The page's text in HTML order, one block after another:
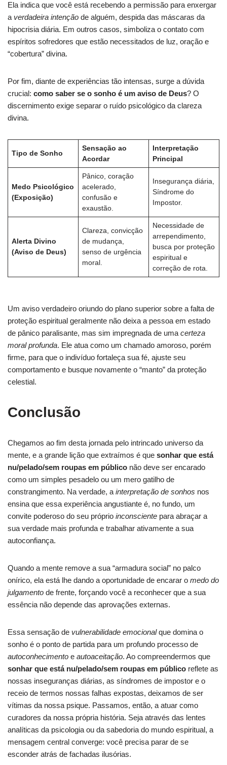
Ela indica que você está recebendo a permissão para enxergar
a verdadeira intenção de alguém, despida das máscaras da
hipocrisia diária. Em outros casos, simboliza o contato com
espíritos sofredores que estão necessitados de luz, oração e
“cobertura” divina.
Por fim, diante de experiências tão intensas, surge a dúvida
crucial: como saber se o sonho é um aviso de Deus? O
discernimento exige separar o ruído psicológico da clareza
divina.
Tipo de Sonho
Sensação ao
Acordar
Interpretação
Principal
Medo Psicológico
(Exposição)
Pânico, coração
acelerado,
confusão e
exaustão.
Insegurança diária,
Síndrome do
Impostor.
Alerta Divino
(Aviso de Deus)
Clareza, convicção
de mudança,
senso de urgência
moral.
Necessidade de
arrependimento,
busca por proteção
espiritual e
correção de rota.
Um aviso verdadeiro oriundo do plano superior sobre a falta de
proteção espiritual geralmente não deixa a pessoa em estado
de pânico paralisante, mas sim impregnada de uma certeza
moral profunda. Ele atua como um chamado amoroso, porém
firme, para que o indivíduo fortaleça sua fé, ajuste seu
comportamento e busque novamente o “manto” da proteção
celestial.
Conclusão
Chegamos ao fim desta jornada pelo intrincado universo da
mente, e a grande lição que extraímos é que sonhar que está
nu/pelado/sem roupas em público não deve ser encarado
como um simples pesadelo ou um mero gatilho de
constrangimento. Na verdade, a interpretação de sonhos nos
ensina que essa experiência angustiante é, no fundo, um
convite poderoso do seu próprio inconsciente para abraçar a
sua verdade mais profunda e trabalhar ativamente a sua
autoconfiança.
Quando a mente remove a sua “armadura social” no palco
onírico, ela está lhe dando a oportunidade de encarar o medo do
julgamento de frente, forçando você a reconhecer que a sua
essência não depende das aprovações externas.
Essa sensação de vulnerabilidade emocionalque domina o
sonho é o ponto de partida para um profundo processo de
autoconhecimento e autoaceitação. Ao compreendermos que
sonhar que está nu/pelado/sem roupas em público reflete as
nossas inseguranças diárias, as síndromes de impostor e o
receio de termos nossas falhas expostas, deixamos de ser
vítimas da nossa psique. Passamos, então, a atuar como
curadores da nossa própria história. Seja através das lentes
analíticas da psicologia ou da sabedoria do mundo espiritual, a
mensagem central converge: você precisa parar de se
esconder atrás de fachadas ilusórias.